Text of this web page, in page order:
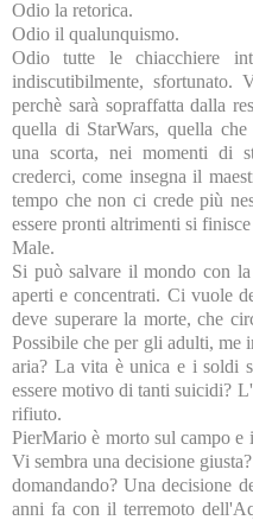
Odio la retorica.
Odio il qualunquismo.
Odio tutte le chiacchiere
indiscutibilmente, sfortunato.
perchè sarà sopraffatta dalla
quella di StarWars, quella
una scorta, nei momenti di
crederci, come insegna il
tempo che non ci crede più
essere pronti altrimenti si
Male.
Si può salvare il mondo con
aperti e concentrati. Ci vuole
deve superare la morte, che
Possibile che per gli adulti, me
aria? La vita è unica e i soldi
essere motivo di tanti suicidi?
rifiuto.
PierMario è morto sul campo
Vi sembra una decisione
domandando? Una decisione
anni fa con il terremoto